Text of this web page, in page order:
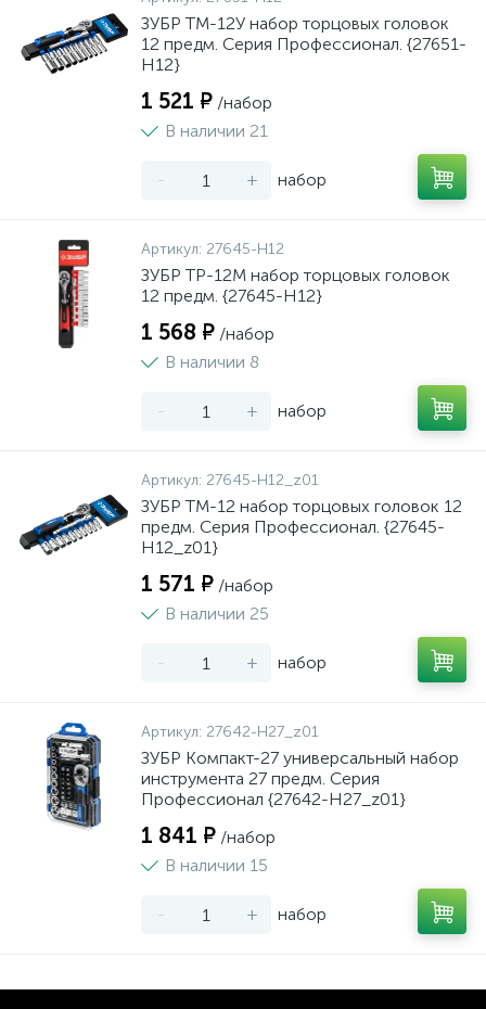
ЗУБР ТМ-12У набор торцовых головок
12 предм. Серия Профессионал. {27651-
H12}
1 521 ₽ /набор
В наличии 21
- + набор
Артикул: 27645-H12
ЗУБР ТР-12М набор торцовых головок
12 предм. {27645-H12}
1 568 ₽ /набор
В наличии 8
- + набор
Артикул: 27645-H12_z01
ЗУБР ТМ-12 набор торцовых головок 12
предм. Серия Профессионал. {27645-
H12_z01}
1 571 ₽ /набор
В наличии 25
- + набор
Артикул: 27642-H27_z01
ЗУБР Компакт-27 универсальный набор
инструмента 27 предм. Серия
Профессионал {27642-H27_z01}
1 841 ₽ /набор
В наличии 15
- + набор